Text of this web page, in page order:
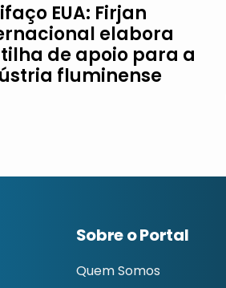
EUA: Firjan
elabora
de apoio para a
fluminense
Sobre o Portal
Quem Somos